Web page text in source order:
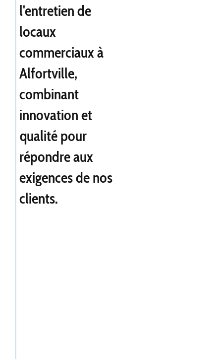
l'entretien de
locaux
commerciaux à
Alfortville,
combinant
innovation et
qualité pour
répondre aux
exigences de nos
clients.